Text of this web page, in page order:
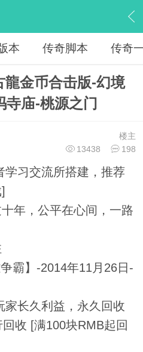
载 › 内容
本 传奇脚本 传奇
金币合击版-幻境
寺庙-桃源之门
楼主
13438
198
学习交流所搭建，推荐
年，公平在心间，一路
霸】-2014年11月26日-
家长久利益，永久回收
收 [满100块RMB起回